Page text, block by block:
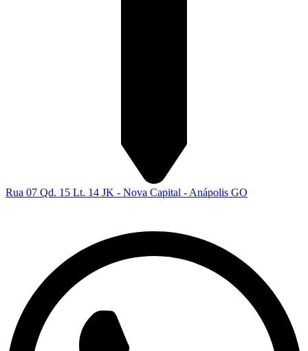
Rua 07 Qd. 15 Lt. 14 JK - Nova Capital - Anápolis GO